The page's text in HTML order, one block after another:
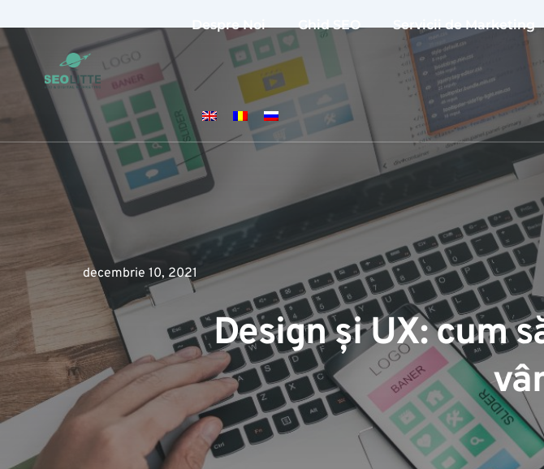
Despre Noi Ghid SEO Servicii de Marketing
decembrie 10, 2021
Design și UX: cum